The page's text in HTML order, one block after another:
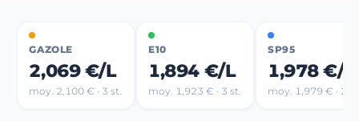
GAZOLE
2,069 €/L
moy. 2,100 € · 3 st.
E10
1,894 €/L
moy. 1,923 € · 3 st.
SP95
1,978 €/L
moy. 1,979 € · 2